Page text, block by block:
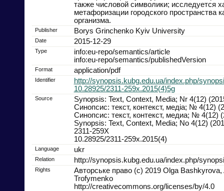
также числовой символики; исследуется
метафоризации городского пространства
организма.
Publisher Borys Grinchenko Kyiv University
Date 2015-12-29
Type
info:eu-repo/semantics/article
info:eu-repo/semantics/publishedVersion
Format application/pdf
Identifier
http://synopsis.kubg.edu.ua/index.php/
10.28925/2311-259x.2015(4)5g
Source
Synopsis: Text, Context, Media; Nr 4(12)
Синопсис: текст, контекст, медіа; № 4(12)
Синопсис: текст, контекст, медиа; № 4(12)
Synopsis: Text, Context, Media; No 4(12)
2311-259X
10.28925/2311-259x.2015(4)
Language ukr
Relation http://synopsis.kubg.edu.ua/index.php/
Rights
Авторське право (c) 2019 Olga
Trofymenko
http://creativecommons.org/licenses/by/4.0